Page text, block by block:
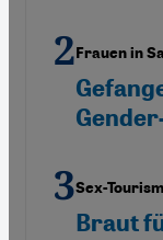
Frauen in
Sex-
Braut